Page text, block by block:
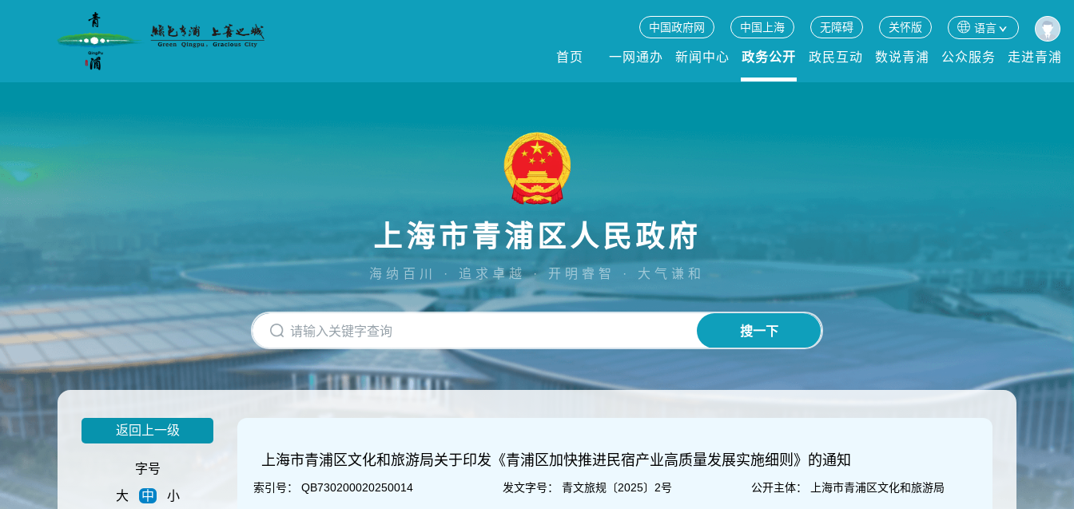
网
主
要
内
容
区
域
中国政府网 中国上海 无障碍 关怀版 语言
首页 一网通办 新闻中心 政务公开 政民互动 数说青浦 公众服务 走进青浦
上海市青浦区人民政府
海纳百川 · 追求卓越 · 开明睿智 · 大气谦和
搜一下
返回上一级
字号
大
中 小
上海市青浦区文化和旅游局关于印发《青浦区加快推进民宿产业高质量发展实施细则》的通知
索引号： QB730200020250014 发文字号： 青文旅规〔2025〕2号 公开主体： 上海市青浦区文化和旅游局